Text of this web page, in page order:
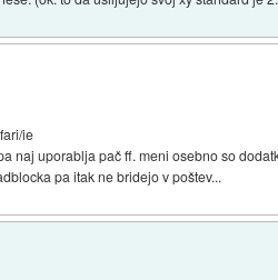
ie
naj uporablja pač ff. meni osebno so
pa itak ne bridejo v poštev...